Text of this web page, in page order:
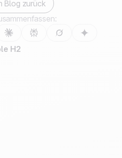
Blog zurück
H2